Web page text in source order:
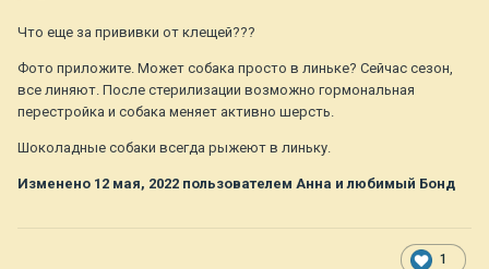
Что еще за прививки от клещей???
Фото приложите. Может собака просто в линьке? Сейчас сезон,
все линяют. После стерилизации возможно гормональная
перестройка и собака меняет активно шерсть.
Шоколадные собаки всегда рыжеют в линьку.
Изменено 12 мая, 2022 пользователем Анна и любимый Бонд
1